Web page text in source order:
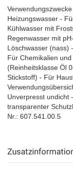
Heizungswasser -
Kühlwasser mit
Regenwasser mit
Löschwasser (nass)
Für Chemikalien
(Reinheitsklasse Öl
Stickstoff) - Für
Unverpresst undicht
transparenter
Nr.: 607.541.00.5